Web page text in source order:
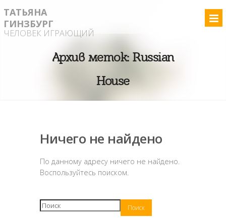
ТАТЬЯНА
ГИНЗБУРГ
ЧЕЛОВЕК ИГРАЮЩИЙ
Архив меток: Russian
House
Ничего не найдено
По данному адресу ничего не найдено.
Воспользуйтесь поиском.